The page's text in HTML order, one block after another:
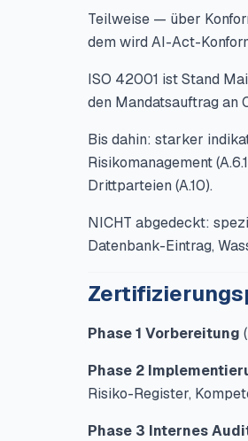
Teilweise — über
dem wird AI-Act-
ISO 42001 ist Stand
den Mandatsauftrag an
Bis dahin: starker
Risikomanagement
Drittparteien (A.10).
NICHT abgedeckt:
Datenbank-Eintrag,
Phase 1 Vorbereitung
Phase 2
Risiko-Register,
Phase 3 Internes